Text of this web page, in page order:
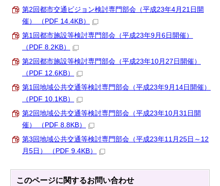
第2回都市交通ビジョン検討専門部会（平成23年4月21日開
催） （PDF 14.4KB）
第1回都市施設等検討専門部会（平成23年9月6日開催）
（PDF 8.2KB）
第2回都市施設等検討専門部会（平成23年10月27日開催）
（PDF 12.6KB）
第1回地域公共交通等検討専門部会（平成23年9月14日開催）
（PDF 10.1KB）
第2回地域公共交通等検討専門部会（平成23年10月31日開
催） （PDF 8.8KB）
第3回地域公共交通等検討専門部会（平成23年11月25日～12
月5日） （PDF 9.4KB）
このページに関するお問い合わせ